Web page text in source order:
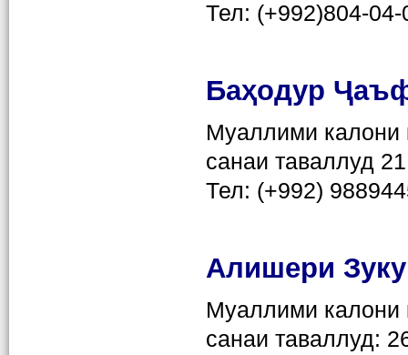
Тел: (+992)804-04-
Баҳодур Ҷ
Муаллими калони
санаи таваллуд
Тел: (+992)
Алишери
Муаллими калони
санаи таваллуд: